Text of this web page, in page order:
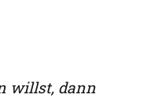
willst, dann